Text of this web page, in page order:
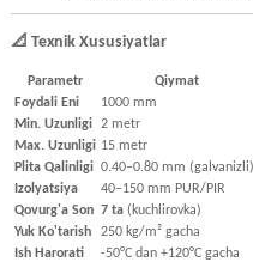
📐 Texnik Xususiyatlar
Parametr
Qiymat
Foydali Eni
1000 mm
Min. Uzunligi 2 metr
Max. Uzunligi 15 metr
Plita Qalinligi 0.40–0.80 mm (galvanizli)
Izolyatsiya
40–150 mm PUR/PIR
Qovurg'a Son 7 ta (kuchlirovka)
Yuk Ko'tarish
250 kg/m² gacha
Ish Harorati
-50°C dan +120°C gacha